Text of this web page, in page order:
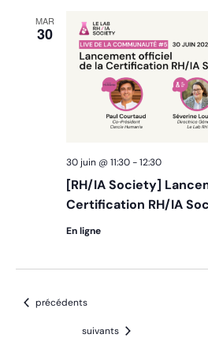
MAR
30
[RH/IA Society]
Certification RH/IA
30 juin @ 11:30-12:30
En ligne
Évènements
précédents
Évènements
suivants